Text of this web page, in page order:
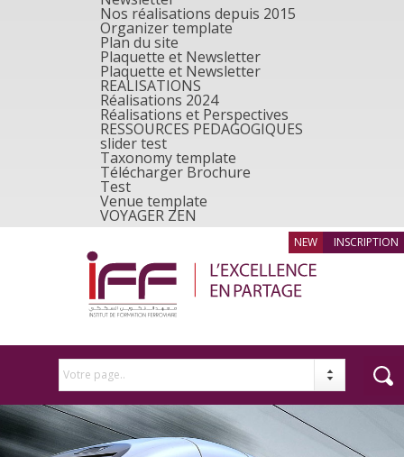
Nos réalisations depuis 2015
Organizer template
Plan du site
Plaquette et Newsletter
Plaquette et Newsletter
REALISATIONS
Réalisations 2024
Réalisations et Perspectives
RESSOURCES PEDAGOGIQUES
slider test
Taxonomy template
Télécharger Brochure
Test
Venue template
VOYAGER ZEN
INSCRIPTION
Votre page..